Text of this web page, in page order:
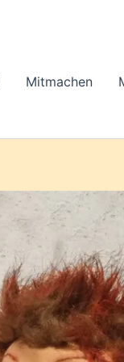
Mitmachen